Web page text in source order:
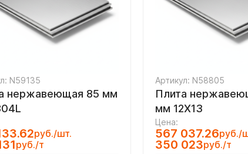
N59135
нержавеющая 85 мм
руб./шт.
руб./т
Артикул: N58805
Плита
мм 12Х13
Цена:
567 037.26руб./
350 023руб./т